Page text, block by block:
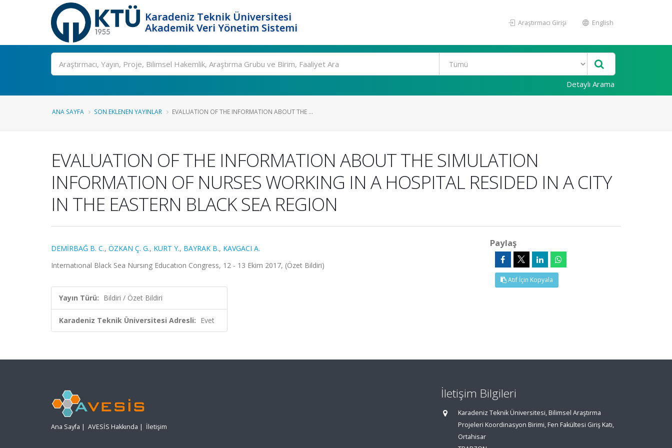
Karadeniz Teknik Üniversitesi
Akademik Veri Yönetim Sistemi
Araştırmacı Girişi English
Ara
Detaylı Arama
ANA SAYFA SON EKLENEN YAYINLAR EVALUATION OF THE INFORMATION ABOUT THE ...
EVALUATION OF THE INFORMATION ABOUT THE SIMULATION
INFORMATION OF NURSES WORKING IN A HOSPITAL RESIDED IN A CITY
IN THE EASTERN BLACK SEA REGION
DEMİRBAĞ B. C., ÖZKAN Ç. G., KURT Y., BAYRAK B., KAVGACI A.
Internatıonal Black Sea Nursıng Educatıon Congress, 12 - 13 Ekim 2017, (Özet Bildiri)
Yayın Türü: Bildiri / Özet Bildiri
Karadeniz Teknik Üniversitesi Adresli: Evet
Paylaş
Atıf İçin Kopyala
Ana Sayfa | AVESİS Hakkında | İletişim
İletişim Bilgileri
Karadeniz Teknik Üniversitesi, Bilimsel Araştırma
Projeleri Koordinasyon Birimi, Fen Fakültesi Giriş Katı,
Ortahisar